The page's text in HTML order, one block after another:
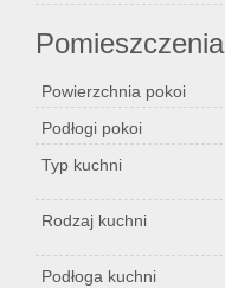
Pomieszczenia
Powierzchnia pokoi
Podłogi pokoi
Typ kuchni
Rodzaj kuchni
Podłoga kuchni